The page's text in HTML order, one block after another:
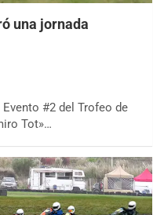
una jornada
#2 del Trofeo de
Tot»…